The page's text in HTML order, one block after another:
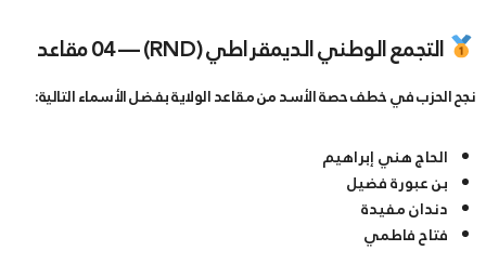
التجمع الوطني الديمقراطي (RND) — 04 مقاعد
​نجح الحزب في خطف حصة الأسد من مقاعد الولاية بفضل الأسماء التالية:
​الحاج هني إبراهيم
​بن عبورة فضيل
​دندان مفيدة
​فتاح فاطمي